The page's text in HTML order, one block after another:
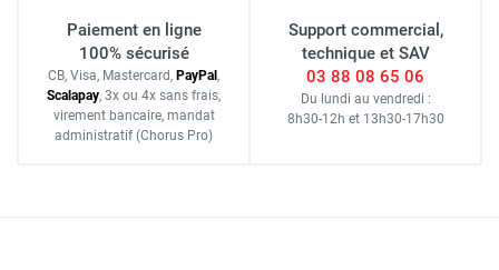
Paiement en ligne
100% sécurisé
CB, Visa, Mastercard, PayPal,
Scalapay, 3x ou 4x sans frais,
virement bancaire, mandat
administratif (Chorus Pro)
Support commercial,
technique et SAV
03 88 08 65 06
Du lundi au vendredi :
8h30-12h et 13h30-17h30